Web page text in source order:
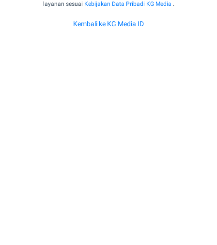
layanan sesuai Kebijakan Data Pribadi KG Media .
Kembali ke KG Media ID